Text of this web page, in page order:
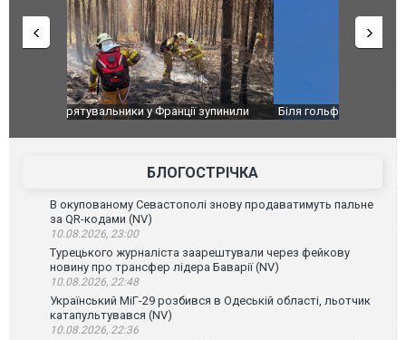
Біля гольф-клубу Трампа перехопили три літаки.
Дві
ГУР із
БЛОГОСТРІЧКА
В окупованому Севастополі знову продаватимуть пальне
за QR-кодами (NV)
10.08.2026, 23:00
Турецького журналіста заарештували через фейкову
новину про трансфер лідера Баварії (NV)
10.08.2026, 22:48
Український МіГ-29 розбився в Одеській області, льотчик
катапультувався (NV)
10.08.2026, 22:36